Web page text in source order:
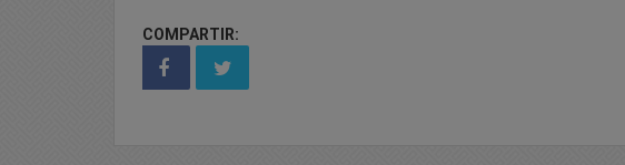
COMPARTIR: